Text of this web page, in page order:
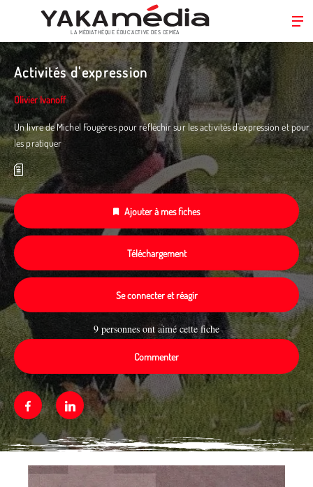
Aller
au
contenu
principal
LA MÉDIATHÈQUE ÉDUC’ACTIVE DES CEMÉA
Activités d'expression
Olivier Ivanoff
Un livre de Michel Fougères pour réfléchir sur les activités d'expression et pour
les pratiquer
Ajouter à mes fiches
Téléchargement
Se connecter et réagir
9 personnes ont aimé cette fiche
Commenter
FacebookLinkedin
Média secondaire